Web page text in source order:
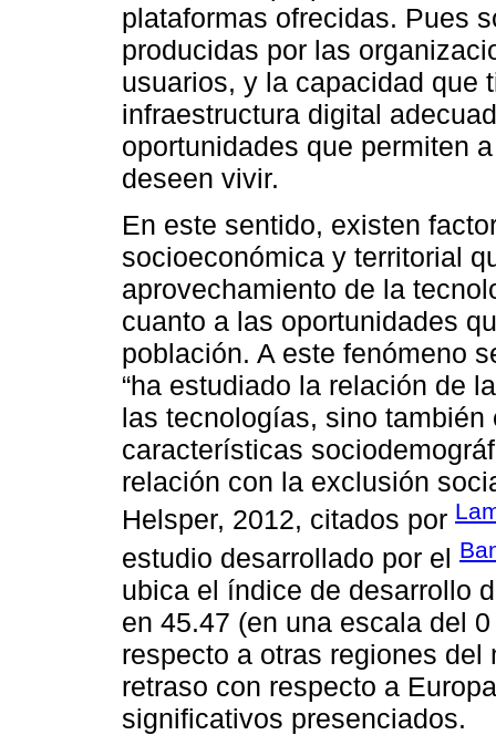
plataformas ofrecidas. Pues
producidas por las
usuarios, y la capacidad que
infraestructura digital
oportunidades que permiten
deseen vivir.
En este sentido, existen
socioeconómica y territorial
aprovechamiento de la
cuanto a las oportunidades
población. A este fenómeno
“ha estudiado la relación de
las tecnologías, sino
características
relación con la exclusión
Helsper, 2012, citados por
estudio desarrollado por el
ubica el índice de desarrollo
en 45.47 (en una escala del
respecto a otras regiones del
retraso con respecto a
significativos presenciados.